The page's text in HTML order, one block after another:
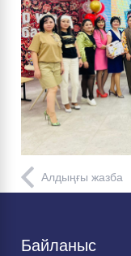
Алдыңғы жазба
Байланыс